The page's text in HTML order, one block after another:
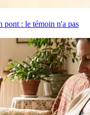
pont : le témoin n'a pas